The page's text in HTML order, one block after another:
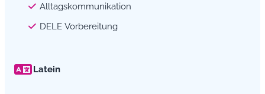
Alltagskommunikation
DELE Vorbereitung
Latein